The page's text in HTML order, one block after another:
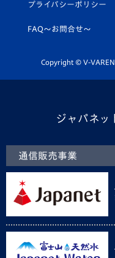
平和祈念活動
ホームタウン活動
スクール
公式LINE＠
プライバシーポリシー
FAQ〜お問合せ〜
Copyright © V-VAREN
ジャパネッ
通信販売事業